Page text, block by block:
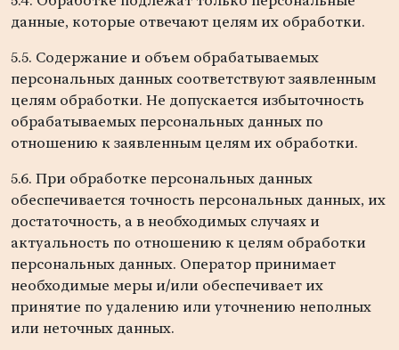
данные, которые отвечают целям их обработки.
5.5. Содержание и объем обрабатываемых
персональных данных соответствуют заявленным
целям обработки. Не допускается избыточность
обрабатываемых персональных данных по
отношению к заявленным целям их обработки.
5.6. При обработке персональных данных
обеспечивается точность персональных данных, их
достаточность, а в необходимых случаях и
актуальность по отношению к целям обработки
персональных данных. Оператор принимает
необходимые меры и/или обеспечивает их
принятие по удалению или уточнению неполных
или неточных данных.